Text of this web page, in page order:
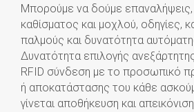
Μπορούμε να δούμε
καθίσματος και μοχλού, οδηγίες,
παλμούς και δυνατότητα
Δυνατότητα επιλογής
RFID σύνδεση με το προσωπικό
ή αποκατάστασης του κάθε
γίνεται αποθήκευση και